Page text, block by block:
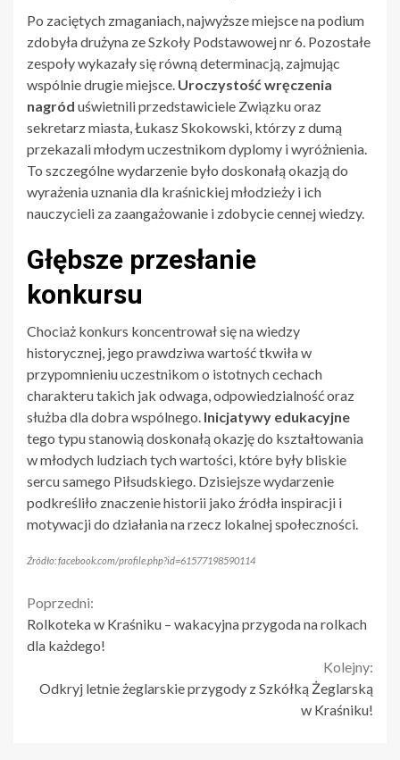
Po zaciętych zmaganiach, najwyższe miejsce na podium
zdobyła drużyna ze Szkoły Podstawowej nr 6. Pozostałe
zespoły wykazały się równą determinacją, zajmując
wspólnie drugie miejsce. Uroczystość wręczenia
nagród uświetnili przedstawiciele Związku oraz
sekretarz miasta, Łukasz Skokowski, którzy z dumą
przekazali młodym uczestnikom dyplomy i wyróżnienia.
To szczególne wydarzenie było doskonałą okazją do
wyrażenia uznania dla kraśnickiej młodzieży i ich
nauczycieli za zaangażowanie i zdobycie cennej wiedzy.
Głębsze przesłanie
konkursu
Chociaż konkurs koncentrował się na wiedzy
historycznej, jego prawdziwa wartość tkwiła w
przypomnieniu uczestnikom o istotnych cechach
charakteru takich jak odwaga, odpowiedzialność oraz
służba dla dobra wspólnego. Inicjatywy edukacyjne
tego typu stanowią doskonałą okazję do kształtowania
w młodych ludziach tych wartości, które były bliskie
sercu samego Piłsudskiego. Dzisiejsze wydarzenie
podkreśliło znaczenie historii jako źródła inspiracji i
motywacji do działania na rzecz lokalnej społeczności.
Źródło: facebook.com/profile.php?id=61577198590114
Continue
Reading
Poprzedni:
Rolkoteka w Kraśniku – wakacyjna przygoda na rolkach
dla każdego!
Kolejny:
Odkryj letnie żeglarskie przygody z Szkółką Żeglarską
w Kraśniku!